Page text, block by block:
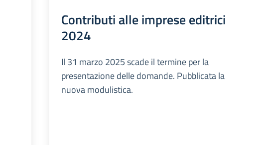
Contributi alle imprese editrici
2024
Il 31 marzo 2025 scade il termine per la
presentazione delle domande. Pubblicata la
nuova modulistica.